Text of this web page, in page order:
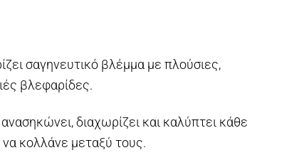
σαγηνευτικό βλέμμα με πλούσιες,
βλεφαρίδες.
διαχωρίζει και καλύπτει κάθε
κολλάνε μεταξύ τους.